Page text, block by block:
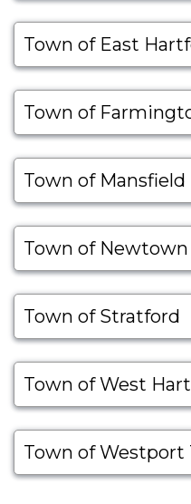
Town of East
Town of
Town of Mansfield
Town of Newtown
Town of Stratford
Town of West
Town of Westport